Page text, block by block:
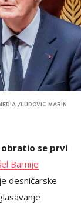
/LUDOVIC MARIN
obratio se prvi
Barnije
desničarske